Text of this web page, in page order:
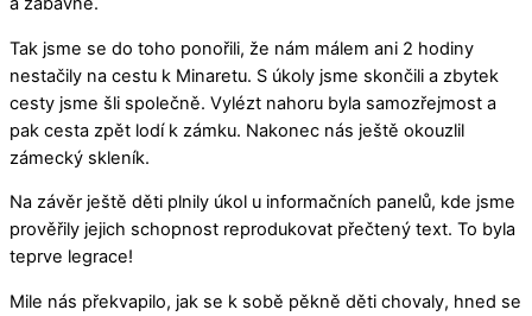
Tak jsme se do toho ponořili, že nám málem ani 2 hodiny
nestačily na cestu k Minaretu. S úkoly jsme skončili a zbytek
cesty jsme šli společně. Vylézt nahoru byla samozřejmost a
pak cesta zpět lodí k zámku. Nakonec nás ještě okouzlil
zámecký skleník.
Na závěr ještě děti plnily úkol u informačních panelů, kde jsme
prověřily jejich schopnost reprodukovat přečtený text. To byla
teprve legrace!
Mile nás překvapilo, jak se k sobě pěkně děti chovaly, hned se